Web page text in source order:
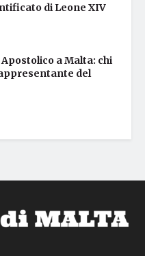
di Leone XIV
a Malta: chi
del